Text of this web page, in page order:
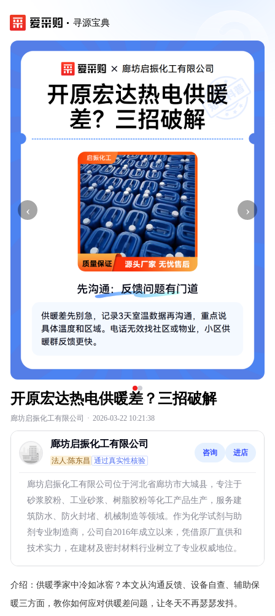
寻源宝典
‹ ›
开原宏达热电供暖差？三招破解
廊坊启振化工有限公司 · 2026-03-22 10:21:38
廊坊启振化工有限公司
法人:陈东昌 通过真实性核验
咨询 进店
廊坊启振化工有限公司位于河北省廊坊市大城县，专注于
砂浆胶粉、工业砂浆、树脂胶粉等化工产品生产，服务建
筑防水、防火封堵、机械制造等领域。作为化学试剂与助
剂专业制造商，公司自2016年成立以来，凭借原厂直供和
技术实力，在建材及密封材料行业树立了专业权威地位。
介绍： 供暖季家中冷如冰窖？本文从沟通反馈、设备自查、辅助保
暖三方面，教你如何应对供暖差问题，让冬天不再瑟瑟发抖。